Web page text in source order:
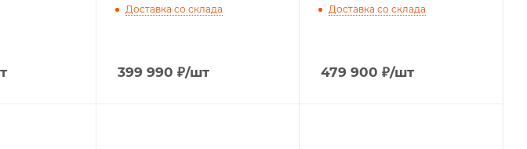
Доставка со склада
399 990 ₽/шт
Доставка со склада
479 900 ₽/шт